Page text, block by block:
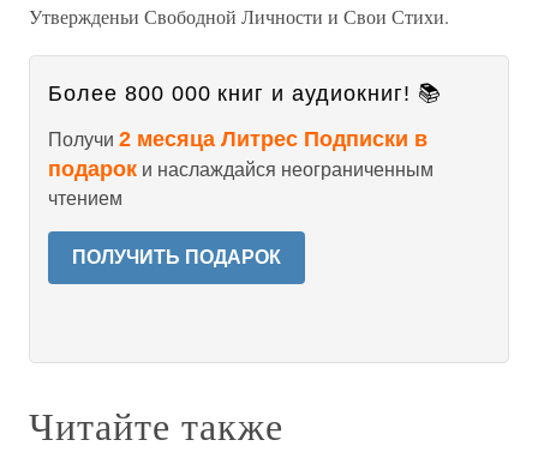
Утвержденьи Свободной Личности и Свои Стихи.
Более 800 000 книг и аудиокниг! 📚
Получи 2 месяца Литрес Подписки в
подарок и наслаждайся неограниченным
чтением
ПОЛУЧИТЬ ПОДАРОК
Читайте также